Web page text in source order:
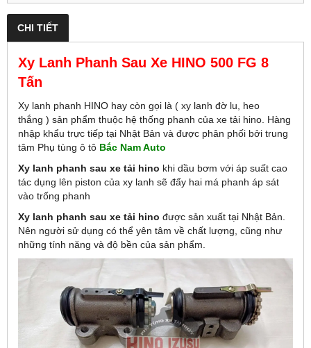
CHI TIẾT
Xy Lanh Phanh Sau Xe HINO 500 FG 8
Tấn
Xy lanh phanh HINO hay còn gọi là ( xy lanh đờ lu, heo
thắng ) sản phẩm thuộc hệ thống phanh của xe tải hino. Hàng
nhập khẩu trực tiếp tại Nhật Bản và được phân phối bởi trung
tâm Phụ tùng ô tô Bắc Nam Auto
Xy lanh phanh sau xe tải hino khi dầu bơm với áp suất cao
tác dụng lên piston của xy lanh sẽ đẩy hai má phanh áp sát
vào trống phanh
Xy lanh phanh sau xe tải hino được sản xuất tại Nhật Bản.
Nên người sử dụng có thể yên tâm về chất lượng, cũng như
những tính năng và độ bền của sản phẩm.